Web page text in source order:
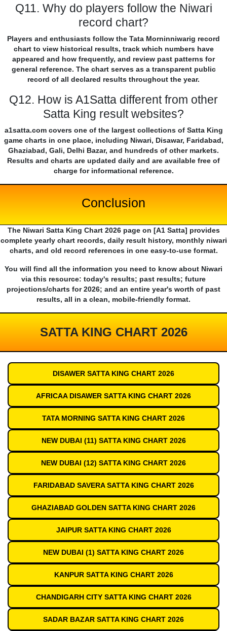
Q11. Why do players follow the Niwari
record chart?
Players and enthusiasts follow the Tata Morninniwarig record
chart to view historical results, track which numbers have
appeared and how frequently, and review past patterns for
general reference. The chart serves as a transparent public
record of all declared results throughout the year.
Q12. How is A1Satta different from other
Satta King result websites?
a1satta.com covers one of the largest collections of Satta King
game charts in one place, including Niwari, Disawar, Faridabad,
Ghaziabad, Gali, Delhi Bazar, and hundreds of other markets.
Results and charts are updated daily and are available free of
charge for informational reference.
Conclusion
The Niwari Satta King Chart 2026 page on [A1 Satta] provides
complete yearly chart records, daily result history, monthly niwari
charts, and old record references in one easy-to-use format.
You will find all the information you need to know about Niwari
via this resource: today's results; past results; future
projections/charts for 2026; and an entire year's worth of past
results, all in a clean, mobile-friendly format.
SATTA KING CHART 2026
DISAWER SATTA KING CHART 2026
AFRICAA DISAWER SATTA KING CHART 2026
TATA MORNING SATTA KING CHART 2026
NEW DUBAI (11) SATTA KING CHART 2026
NEW DUBAI (12) SATTA KING CHART 2026
FARIDABAD SAVERA SATTA KING CHART 2026
GHAZIABAD GOLDEN SATTA KING CHART 2026
JAIPUR SATTA KING CHART 2026
NEW DUBAI (1) SATTA KING CHART 2026
KANPUR SATTA KING CHART 2026
CHANDIGARH CITY SATTA KING CHART 2026
SADAR BAZAR SATTA KING CHART 2026